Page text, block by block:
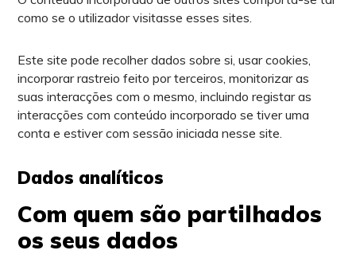
como se o utilizador visitasse esses sites.
Este site pode recolher dados sobre si, usar cookies,
incorporar rastreio feito por terceiros, monitorizar as
suas interacções com o mesmo, incluindo registar as
interacções com conteúdo incorporado se tiver uma
conta e estiver com sessão iniciada nesse site.
Dados analíticos
Com quem são partilhados
os seus dados